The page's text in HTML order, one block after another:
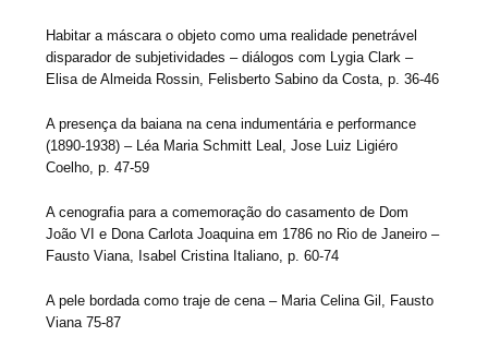
Habitar a máscara o objeto como uma realidade penetrável
disparador de subjetividades – diálogos com Lygia Clark –
Elisa de Almeida Rossin, Felisberto Sabino da Costa, p. 36-46
A presença da baiana na cena indumentária e performance
(1890-1938) – Léa Maria Schmitt Leal, Jose Luiz Ligiéro
Coelho, p. 47-59
A cenografia para a comemoração do casamento de Dom
João VI e Dona Carlota Joaquina em 1786 no Rio de Janeiro –
Fausto Viana, Isabel Cristina Italiano, p. 60-74
A pele bordada como traje de cena – Maria Celina Gil, Fausto
Viana 75-87